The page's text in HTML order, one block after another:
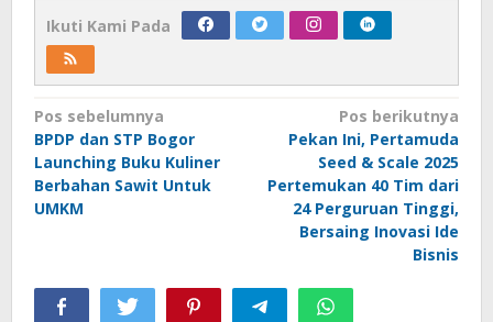
Ikuti Kami Pada
Navigasi
pos
Pos sebelumnya
BPDP dan STP Bogor
Launching Buku Kuliner
Berbahan Sawit Untuk
UMKM
Pos berikutnya
Pekan Ini, Pertamuda
Seed & Scale 2025
Pertemukan 40 Tim dari
24 Perguruan Tinggi,
Bersaing Inovasi Ide
Bisnis